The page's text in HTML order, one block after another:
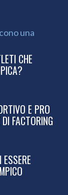
CHE
E PRO
FACTORING